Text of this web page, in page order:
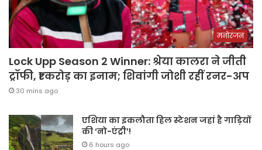
मनोरंजन
Lock Upp Season 2 Winner: श्रेया कालरा ने जीती
ट्रॉफी, ₹1 करोड़ का इनाम; शिवांगी जोशी रहीं रनर-अप
30 mins ago
एशिया का इकलौता हिल स्टेशन जहां है गाड़ियों
की ‘नो-एंट्री’!
6 hours ago